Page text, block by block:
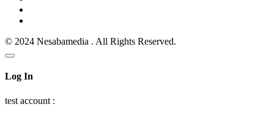
© 2024 Nesabamedia . All Rights Reserved.
Log In
test account :